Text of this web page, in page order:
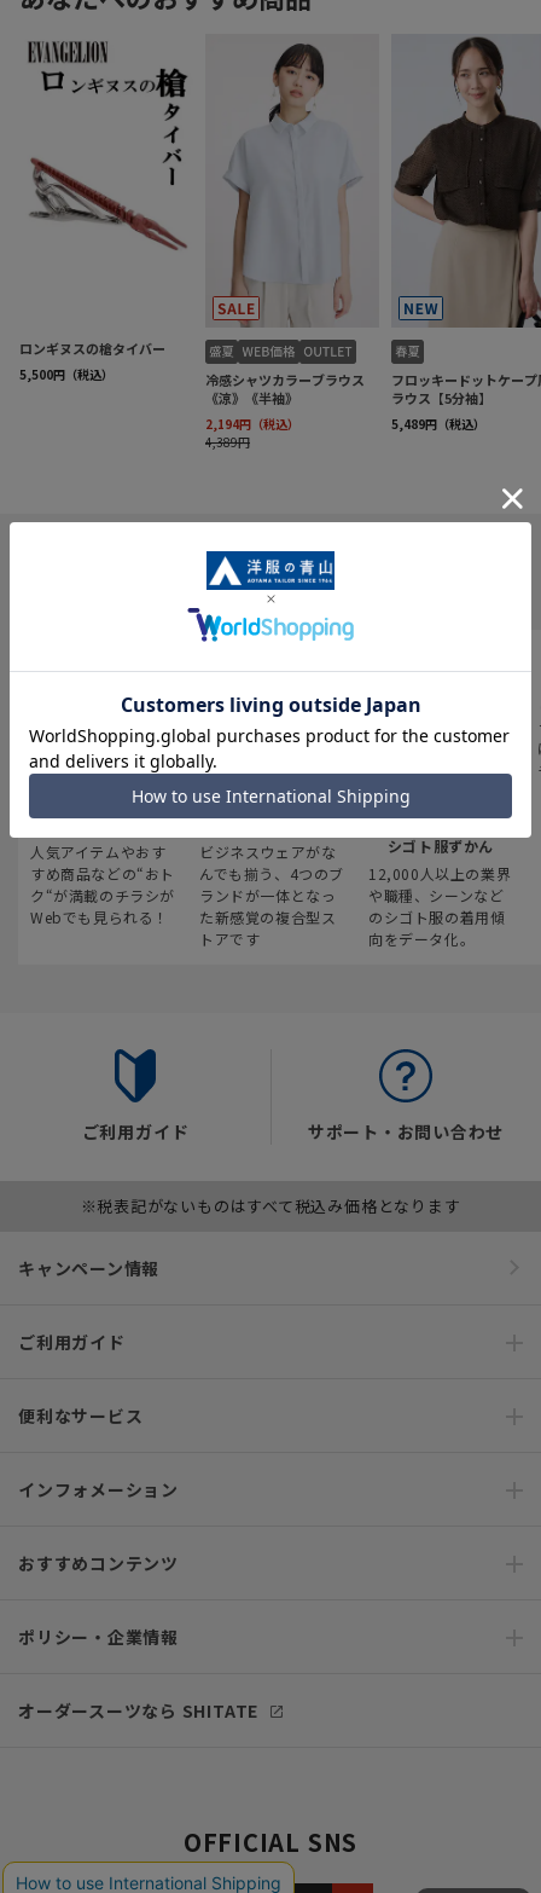
INFORMATION
最新のお買い得情報
人気アイテムやおす
すめ商品などの“おト
ク“が満載のチラシが
Webでも見られる！
スーツスクエア
ビジネスウェアがな
んでも揃う、4つのブ
ランドが一体となっ
た新感覚の複合型ス
トアです
みんなの
シゴト服ずかん
12,000人以上の業界
や職種、シーンなど
のシゴト服の着用傾
向をデータ化。
ご利用ガイド サポート・お問い合わせ
※税表記がないものはすべて税込み価格となります
キャンペーン情報
ご利用ガイド
便利なサービス
インフォメーション
おすすめコンテンツ
ポリシー・企業情報
オーダースーツなら SHITATE
OFFICIAL SNS